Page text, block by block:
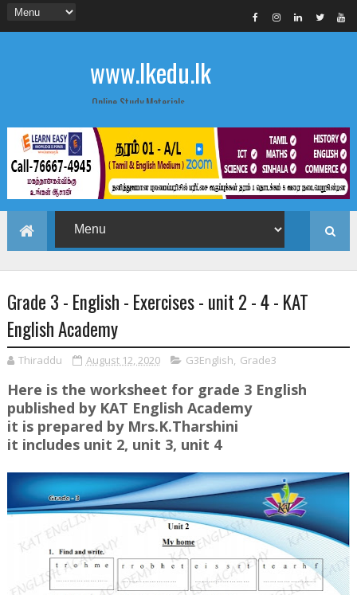
www.lkedu.lk
Online Study Materials
Grade 3 - English - Exercises - unit 2 - 4 - KAT
English Academy
Thiraddu August 12, 2020 G3English, Grade3
Here is the worksheet for grade 3 English
published by KAT English Academy
it is prepared by Mrs.K.Tharshini
it includes unit 2, unit 3, unit 4